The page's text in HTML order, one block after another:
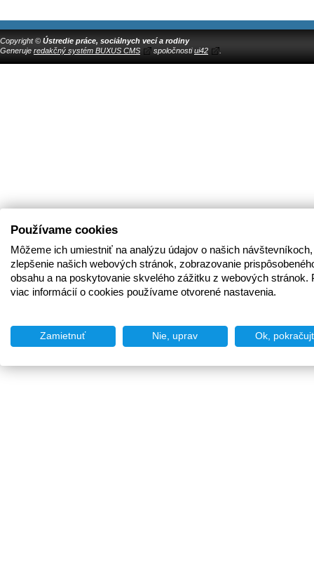
Copyright © Ústredie práce, sociálnych vecí a rodiny
Generuje redakčný systém BUXUS CMS spoločnostiui42
Používame cookies
Môžeme ich umiestniť na analýzu údajov o našich
zlepšenie našich webových stránok, zobrazovanie
obsahu a na poskytovanie skvelého zážitku z webových stránok.
viac informácií o cookies používame otvorené nastavenia.
Zamietnuť Nie, uprav Ok,